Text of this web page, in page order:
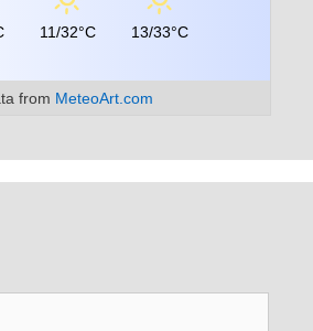
11/32°C 13/33°C
from MeteoArt.com